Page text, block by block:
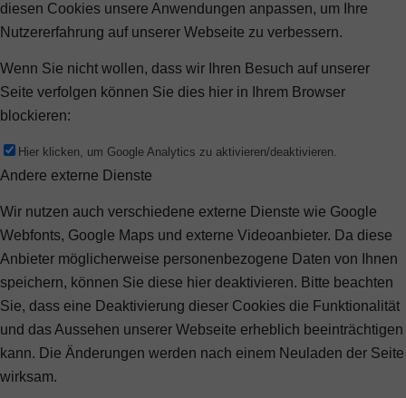
diesen Cookies unsere Anwendungen anpassen, um Ihre
Nutzererfahrung auf unserer Webseite zu verbessern.
Wenn Sie nicht wollen, dass wir Ihren Besuch auf unserer
Seite verfolgen können Sie dies hier in Ihrem Browser
blockieren:
Hier klicken, um Google Analytics zu aktivieren/deaktivieren.
Andere externe Dienste
Wir nutzen auch verschiedene externe Dienste wie Google
Webfonts, Google Maps und externe Videoanbieter. Da diese
Anbieter möglicherweise personenbezogene Daten von Ihnen
speichern, können Sie diese hier deaktivieren. Bitte beachten
Sie, dass eine Deaktivierung dieser Cookies die Funktionalität
und das Aussehen unserer Webseite erheblich beeinträchtigen
kann. Die Änderungen werden nach einem Neuladen der Seite
wirksam.